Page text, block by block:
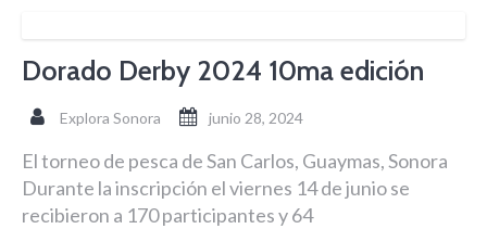
Dorado Derby 2024 10ma edición
Explora Sonora junio 28, 2024
El torneo de pesca de San Carlos, Guaymas, Sonora
Durante la inscripción el viernes 14 de junio se
recibieron a 170 participantes y 64